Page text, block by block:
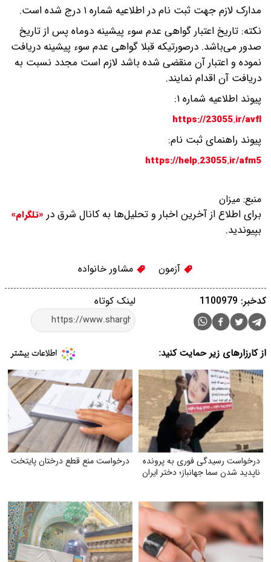
مدارک لازم جهت ثبت نام در اطلاعیه شماره ۱ درج شده است.
نکته: تاریخ اعتبار گواهی عدم سوء پیشینه دوماه پس از تاریخ
صدور می‌باشد. درصورتیکه قبلا گواهی عدم سوء پیشینه دریافت
نموده و اعتبار آن منقضی شده باشد لازم است مجدد نسبت به
دریافت آن اقدام نمایند.
پیوند اطلاعیه شماره ۱:
https://23055.ir/avfl
پیوند راهنمای ثبت نام:
https://help.23055.ir/afm5
منبع: میزان
برای اطلاع از آخرین اخبار و تحلیل‌ها به کانال شرق در «تلگرام»
بپیوندید.
آزمون مشاور خانواده
لینک کوتاه کدخبر: 1100979
از کارزارهای زیر حمایت کنید:
درخواست رسیدگی فوری به پرونده
ناپدید شدن سما جهانباز؛ دختر ایران
درخواست منع قطع درختان پایتخت